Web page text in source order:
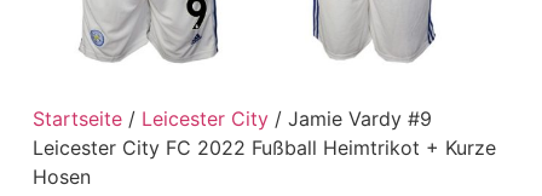
Startseite/ Leicester City/ Jamie Vardy #9
Leicester City FC 2022 Fußball Heimtrikot + Kurze
Hosen